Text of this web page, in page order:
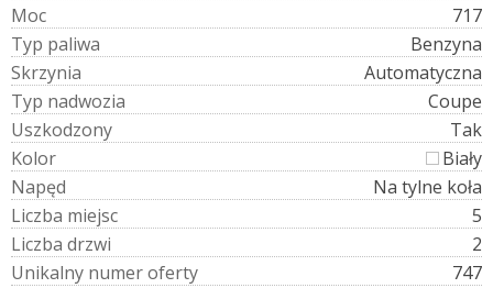
Moc
717
Typ paliwa
Benzyna
Skrzynia
Automatyczna
Typ nadwozia
Coupe
Uszkodzony
Tak
Kolor
Biały
Napęd
Na tylne koła
Liczba miejsc
5
Liczba drzwi
2
Unikalny numeroferty
747